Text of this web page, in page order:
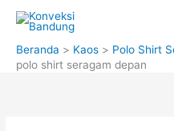
Lewati
kontenBeranda Kaos
Polo Shirt
polo shirt seragam depan